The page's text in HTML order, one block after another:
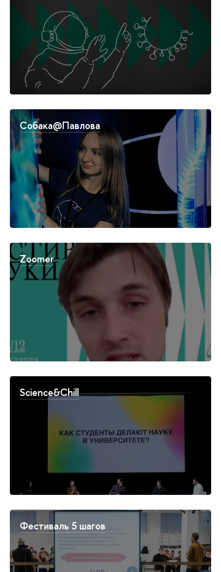
Собака@Павлова
Zoomer
Science&Chill
Фестиваль 5 шагов